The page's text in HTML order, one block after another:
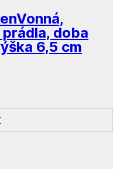
Vonná,
doba
6,5 cm